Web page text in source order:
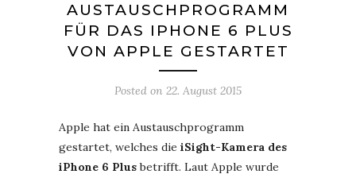
AUSTAUSCHPROGRAMM
FÜR DAS IPHONE 6 PLUS
VON APPLE GESTARTET
Posted on 22. August 2015
Apple hat ein Austauschprogramm
gestartet, welches die iSight-Kamera des
iPhone 6 Plusbetrifft. Laut Apple wurde